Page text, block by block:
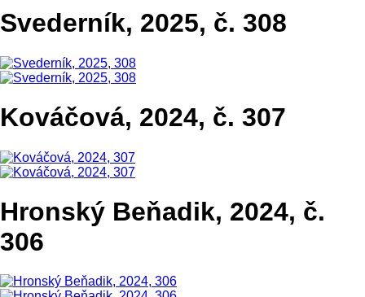
Svederník, 2025, č. 308
Kováčová, 2024, č. 307
Hronský Beňadik, 2024, č.
306